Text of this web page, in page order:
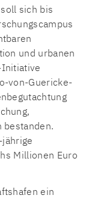
sich bis
und urbanen
Initiative
von-Guericke-
bestanden.
Millionen Euro
ein